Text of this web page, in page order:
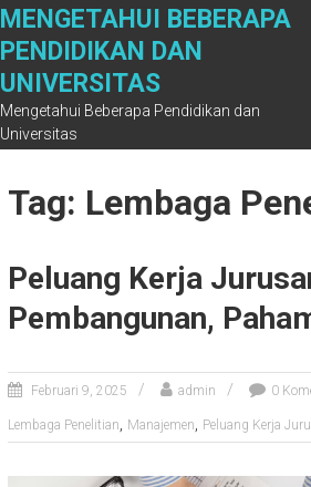
Skip
content
MENGETAHUI BEBERAPA
PENDIDIKAN DAN
UNIVERSITAS
Mengetahui Beberapa Pendidikan dan
Universitas
Tag: Lembaga
Peluang Kerja
Pembangunan,
Februari 9, 2025 admin 0
Lembaga Penelitian, Manajemen, Peluang Kerja